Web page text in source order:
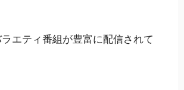
エティ番組が豊富に配信されて